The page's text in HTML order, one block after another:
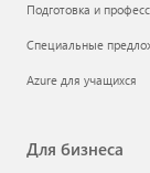
Подготовка и
Специальные
Azure для учащихся
Для бизнеса